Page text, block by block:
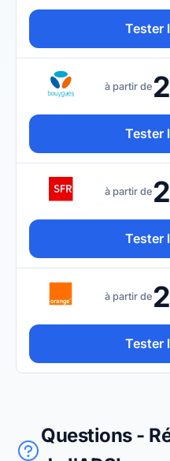
Tester
à partir de
Tester
à partir de
Tester
à partir de
Tester
Questions -